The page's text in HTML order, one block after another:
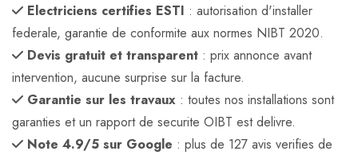
Electriciens certifies ESTI : autorisation d'installer
federale, garantie de conformite aux normes NIBT 2020.
Devis gratuit et transparent : prix annonce avant
intervention, aucune surprise sur la facture.
Garantie sur les travaux : toutes nos installations sont
garanties et un rapport de securite OIBT est delivre.
Note 4.9/5 sur Google : plus de 127 avis verifies de